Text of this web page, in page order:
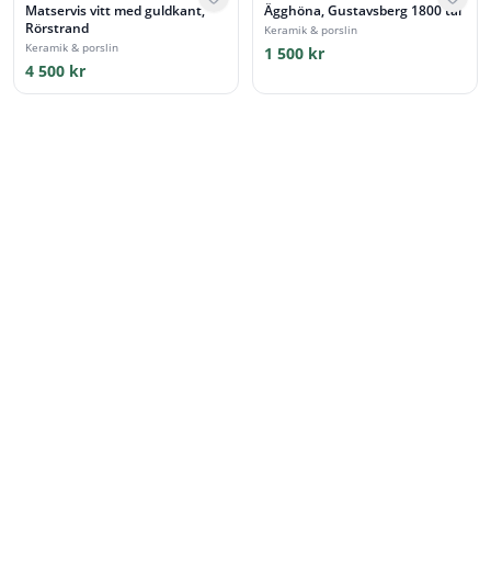
Matservis vitt med guldkant,
Rörstrand
Keramik & porslin
4 500 kr
Ägghöna, Gustavsberg 1800 tal
Keramik & porslin
1 500 kr